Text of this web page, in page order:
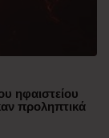
ηφαιστείου
προληπτικά